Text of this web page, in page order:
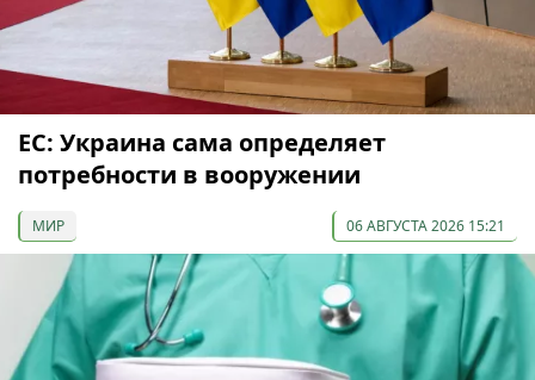
ЕС: Украина сама определяет
потребности в вооружении
МИР 06 АВГУСТА 2026 15:21